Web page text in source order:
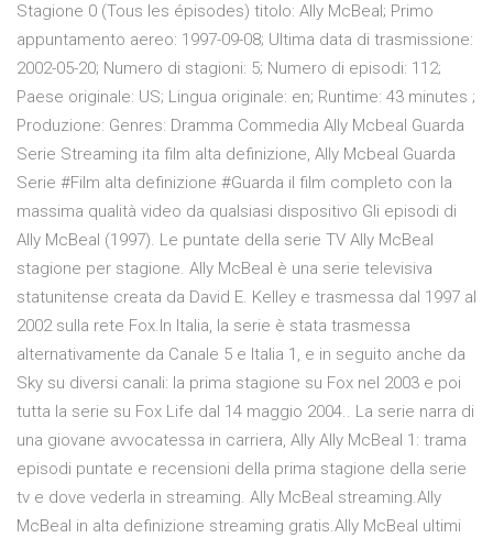
Stagione 0 (Tous les épisodes) titolo: Ally McBeal; Primo
appuntamento aereo: 1997-09-08; Ultima data di trasmissione:
2002-05-20; Numero di stagioni: 5; Numero di episodi: 112;
Paese originale: US; Lingua originale: en; Runtime: 43 minutes ;
Produzione: Genres: Dramma Commedia Ally Mcbeal Guarda
Serie Streaming ita film alta definizione, Ally Mcbeal Guarda
Serie #Film alta definizione #Guarda il film completo con la
massima qualità video da qualsiasi dispositivo Gli episodi di
Ally McBeal (1997). Le puntate della serie TV Ally McBeal
stagione per stagione. Ally McBeal è una serie televisiva
statunitense creata da David E. Kelley e trasmessa dal 1997 al
2002 sulla rete Fox.In Italia, la serie è stata trasmessa
alternativamente da Canale 5 e Italia 1, e in seguito anche da
Sky su diversi canali: la prima stagione su Fox nel 2003 e poi
tutta la serie su Fox Life dal 14 maggio 2004.. La serie narra di
una giovane avvocatessa in carriera, Ally Ally McBeal 1: trama
episodi puntate e recensioni della prima stagione della serie
tv e dove vederla in streaming. Ally McBeal streaming.Ally
McBeal in alta definizione streaming gratis.Ally McBeal ultimi